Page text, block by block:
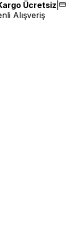
Ücretsiz
Alışveriş